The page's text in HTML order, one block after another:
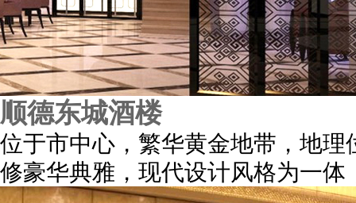
顺德东城酒楼
位于市中心，繁华黄金地带，地
修豪华典雅，现代设计风格为一体